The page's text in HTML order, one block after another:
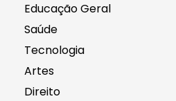
Educação Geral
Saúde
Tecnologia
Artes
Direito